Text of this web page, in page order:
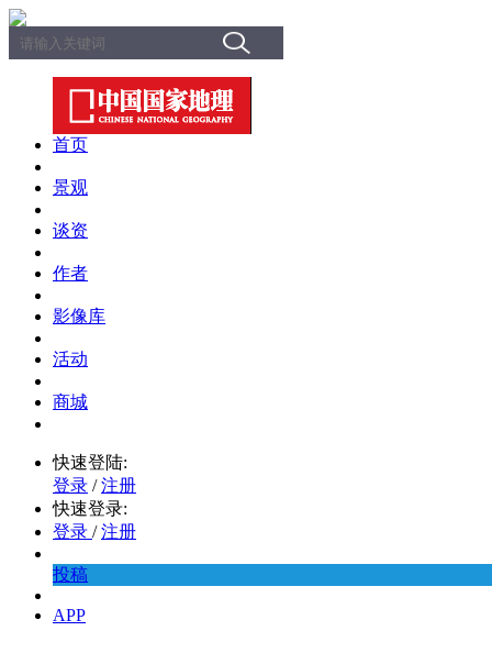
首页
景观
谈资
作者
影像库
活动
商城
快速登陆:
登录 / 注册
快速登录:
登录 / 注册
投稿
APP